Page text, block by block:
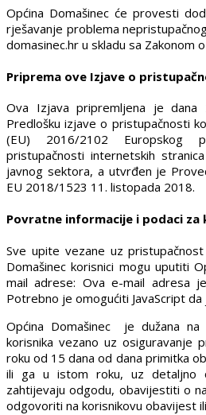
Općina Domašinec će provesti
rješavanje problema
domasinec.hr u skladu sa Zakonom
Priprema ove Izjave o
Ova Izjava pripremljena je dana
Predlošku izjave o pristupačnosti
(EU) 2016/2102 Europskog
pristupačnosti internetskih
javnog sektora, a utvrđen je
EU 2018/1523 11. listopada 2018.
Povratne informacije i podaci
Sve upite vezane uz
Domašinec korisnici mogu uputiti
mail adrese: Ova e-mail adresa
Potrebno je omogućiti JavaScript da
Općina Domašinec je dužana
korisnika vezano uz osiguravanje
roku od 15 dana od dana primitka
ili ga u istom roku, uz detaljno
zahtijevaju odgodu, obavijestiti o
odgovoriti na korisnikovu obavijest